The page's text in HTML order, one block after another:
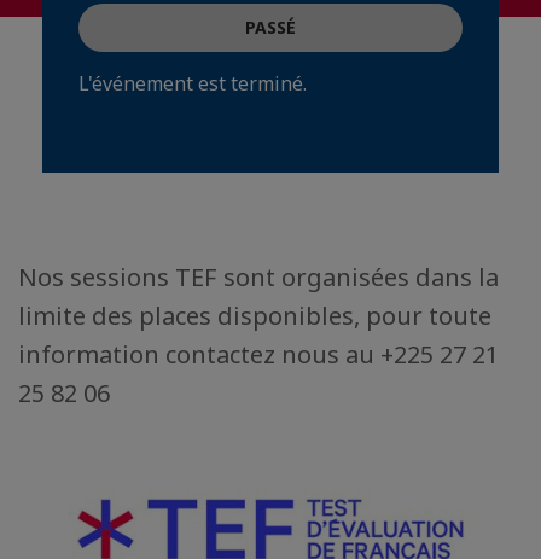
PASSÉ
L'événement est terminé.
Nos sessions TEF sont organisées dans la
limite des places disponibles, pour toute
information contactez nous au +225 27 21
25 82 06